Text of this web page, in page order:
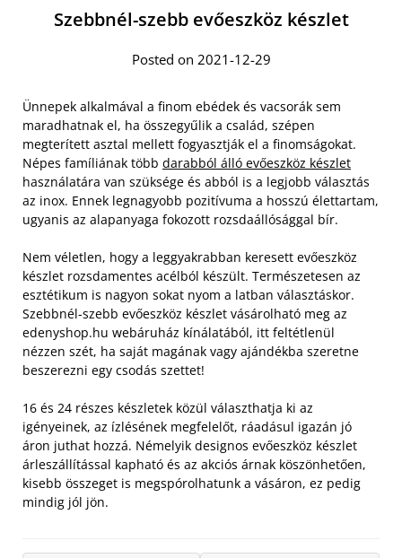
Szebbnél-szebb evőeszköz készlet
Posted on 2021-12-29
Ünnepek alkalmával a finom ebédek és vacsorák sem
maradhatnak el, ha összegyűlik a család, szépen
megterített asztal mellett fogyasztják el a finomságokat.
Népes famíliának több darabból álló evőeszköz készlet
használatára van szüksége és abból is a legjobb választás
az inox. Ennek legnagyobb pozitívuma a hosszú élettartam,
ugyanis az alapanyaga fokozott rozsdaállósággal bír.
Nem véletlen, hogy a leggyakrabban keresett evőeszköz
készlet rozsdamentes acélból készült. Természetesen az
esztétikum is nagyon sokat nyom a latban választáskor.
Szebbnél-szebb evőeszköz készlet vásárolható meg az
edenyshop.hu webáruház kínálatából, itt feltétlenül
nézzen szét, ha saját magának vagy ajándékba szeretne
beszerezni egy csodás szettet!
16 és 24 részes készletek közül választhatja ki az
igényeinek, az ízlésének megfelelőt, ráadásul igazán jó
áron juthat hozzá. Némelyik designos evőeszköz készlet
árleszállítással kapható és az akciós árnak köszönhetően,
kisebb összeget is megspórolhatunk a vásáron, ez pedig
mindig jól jön.